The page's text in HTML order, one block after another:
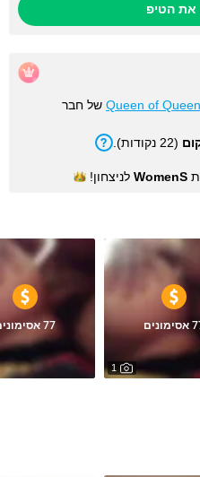
הטיפ
Queen of של חבר
(22 נקודות).
WomenS לניצחון!
1
77 אסימונים